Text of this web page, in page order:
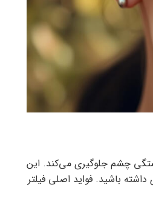
چشم جلوگیری می‌کند. این
باشید. فواید اصلی فیلتر